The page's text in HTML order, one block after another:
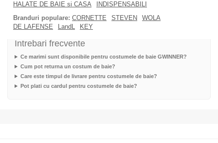
HALATE DE BAIE si CASA
INDISPENSABILI
Branduri populare: CORNETTE STEVEN
WOLA
DE LAFENSE
LandL KEY
Intrebari frecvente
Ce marimi sunt disponibile pentru costumele de baie GWINNER?
Cum pot returna un costum de baie?
Care este timpul de livrare pentru costumele de baie?
Pot plati cu cardul pentru costumele de baie?